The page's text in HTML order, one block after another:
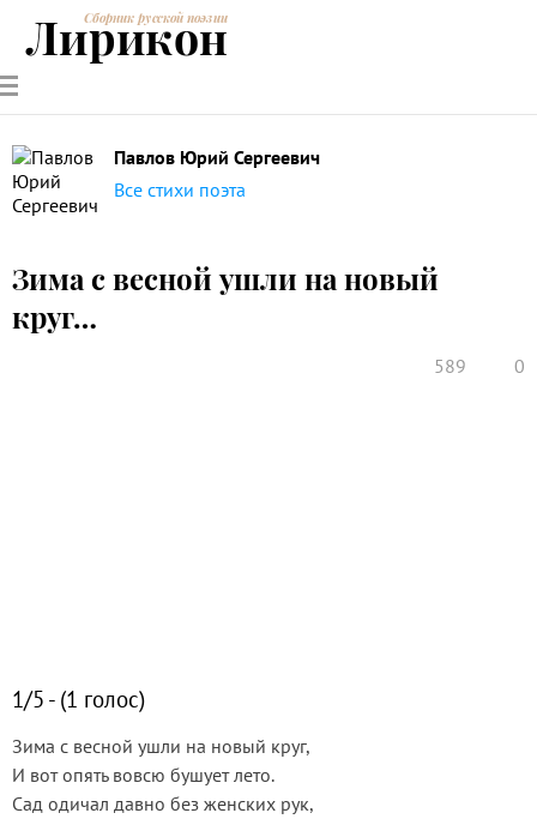
РУССКИЕ
ПОЭТЫ
СОВРЕМЕННИКИЭНЦИКЛОПЕДИЯ
ПОЭЗИИ
Сборник русской поэзии
Лирикон
Павлов Юрий Сергеевич
Все стихи поэта
Зима с весной ушли на новый
круг…
589 0
1/5 - (1 голос)
Зима с весной ушли на новый круг,
И вот опять вовсю бушует лето.
Сад одичал давно без женских рук,